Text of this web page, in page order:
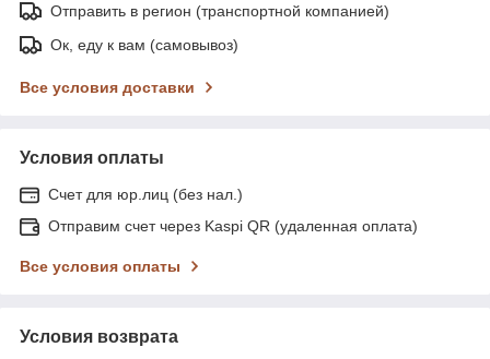
Отправить в регион (транспортной компанией)
Ок, еду к вам (самовывоз)
Все условия доставки
Условия оплаты
Счет для юр.лиц (без нал.)
Отправим счет через Kaspi QR (удаленная оплата)
Все условия оплаты
Условия возврата